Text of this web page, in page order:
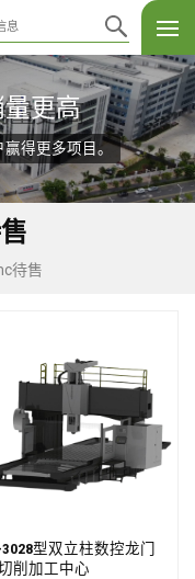
更高
得更多项目。
待售
3028型双立柱数控龙门
削加工中心